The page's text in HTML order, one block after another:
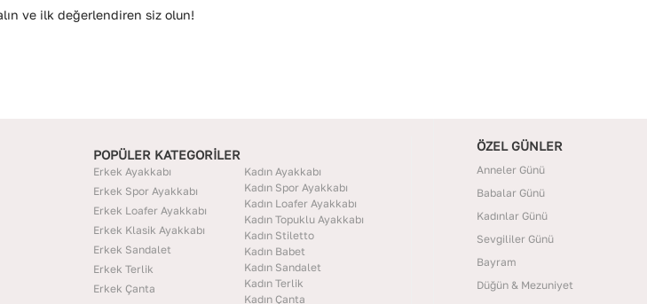
ve ilk değerlendiren siz olun!
POPÜLER KATEGORİLER
Erkek Ayakkabı
Erkek Spor Ayakkabı
Erkek Loafer Ayakkabı
Erkek Klasik Ayakkabı
Erkek Sandalet
Erkek Terlik
Erkek Çanta
Kadın Ayakkabı
Kadın Spor Ayakkabı
Kadın Loafer Ayakkabı
Kadın Topuklu Ayakkabı
Kadın Stiletto
Kadın Babet
Kadın Sandalet
Kadın Terlik
Kadın Çanta
ÖZEL GÜNLER
Anneler Günü
Babalar Günü
Kadınlar Günü
Sevgililer Günü
Bayram
Düğün & Mezuniyet